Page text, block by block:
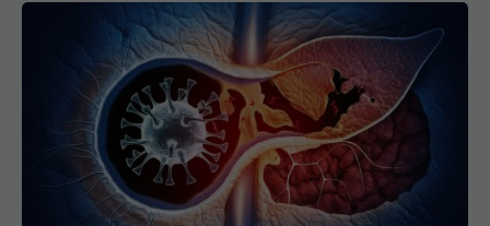
EXCLUSIV Ficatul gras poate afecta și
persoanele slabe. Dr. Liana Gheorghe: Există
18 feb 2026, 15:49